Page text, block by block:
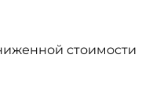
стоимости